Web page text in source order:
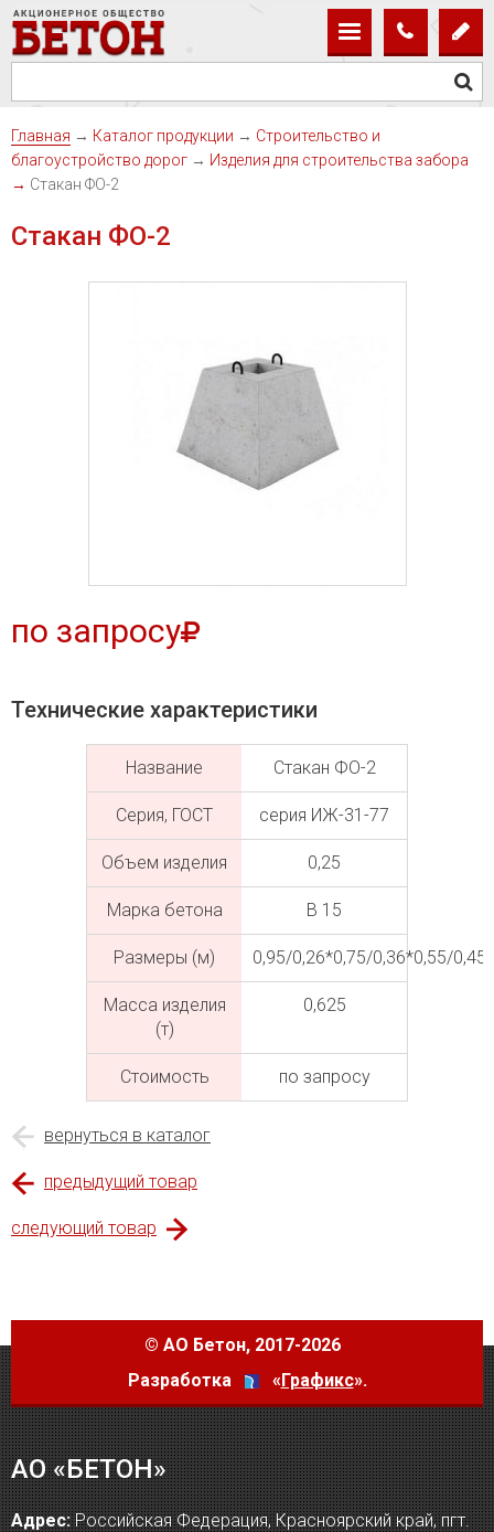
Главная → Каталог продукции → Строительство и
благоустройство дорог → Изделия для строительства забора
→ Стакан ФО-2
Стакан ФО-2
по запросу
Технические характеристики
Название Стакан ФО-2
Серия, ГОСТ серия ИЖ-31-77
Объем изделия 0,25
Марка бетона В 15
Размеры (м) 0,95/0,26*0,75/0,36*0,55/0,45
Масса изделия
(т)
0,625
Cтоимость по запросу
вернуться в каталог
предыдущий товар
следующий товар
© АО Бетон, 2017-2026
Разработка
«Графикс».
АО «БЕТОН»
Адрес:Российская Федерация, Красноярский край, пгт.